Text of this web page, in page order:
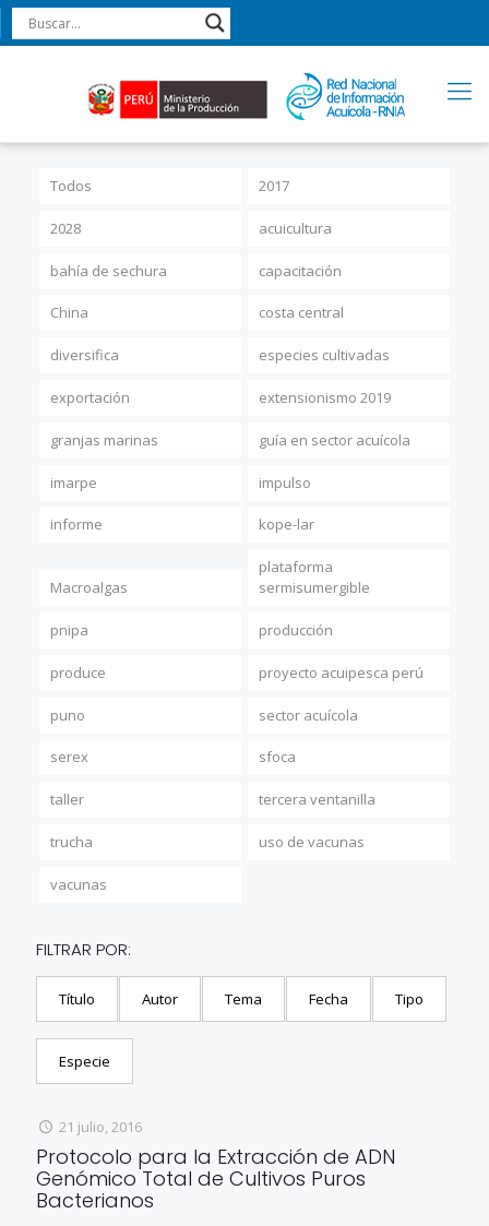
Todos 2017
2028 acuicultura
bahía de sechura capacitación
China costa central
diversifica especies cultivadas
exportación extensionismo 2019
granjas marinas guía en sector acuícola
imarpe impulso
informe kope-lar
Macroalgas
plataforma
sermisumergible
pnipa producción
produce proyecto acuipesca perú
puno sector acuícola
serex sfoca
taller tercera ventanilla
trucha uso de vacunas
vacunas
FILTRAR POR:
Título Autor Tema Fecha Tipo
Especie
21 julio, 2016
Protocolo para la Extracción de ADN
Genómico Total de Cultivos Puros
Bacterianos